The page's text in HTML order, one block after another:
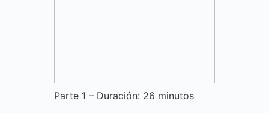
Parte 1 – Duración: 26 minutos